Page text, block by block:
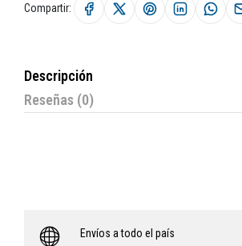
Compartir:
Descripción
Reseñas (0)
Envíos a todo el país